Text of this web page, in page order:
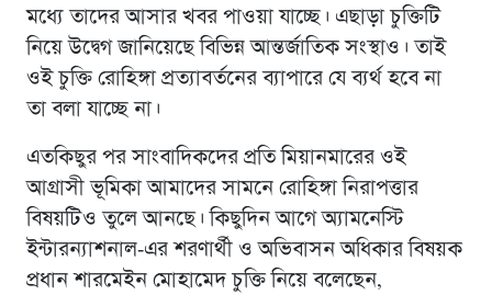
মধ্যে তাদের আসার খবর পাওয়া যাচ্ছে। এছাড়া চুক্তিটি
নিয়ে উদ্বেগ জানিয়েছে বিভিন্ন আন্তর্জাতিক সংস্থাও। তাই
ওই চুক্তি রোহিঙ্গা প্রত্যাবর্তনের ব্যাপারে যে ব্যর্থ হবে না
তা বলা যাচ্ছে না।
এতকিছুর পর সাংবাদিকদের প্রতি মিয়ানমারের ওই
আগ্রাসী ভূমিকা আমাদের সামনে রোহিঙ্গা নিরাপত্তার
বিষয়টিও তুলে আনছে। কিছুদিন আগে অ্যামনেস্টি
ইন্টারন্যাশনাল-এর শরণার্থী ও অভিবাসন অধিকার বিষয়ক
প্রধান শারমেইন মোহামেদ চুক্তি নিয়ে বলেছেন,